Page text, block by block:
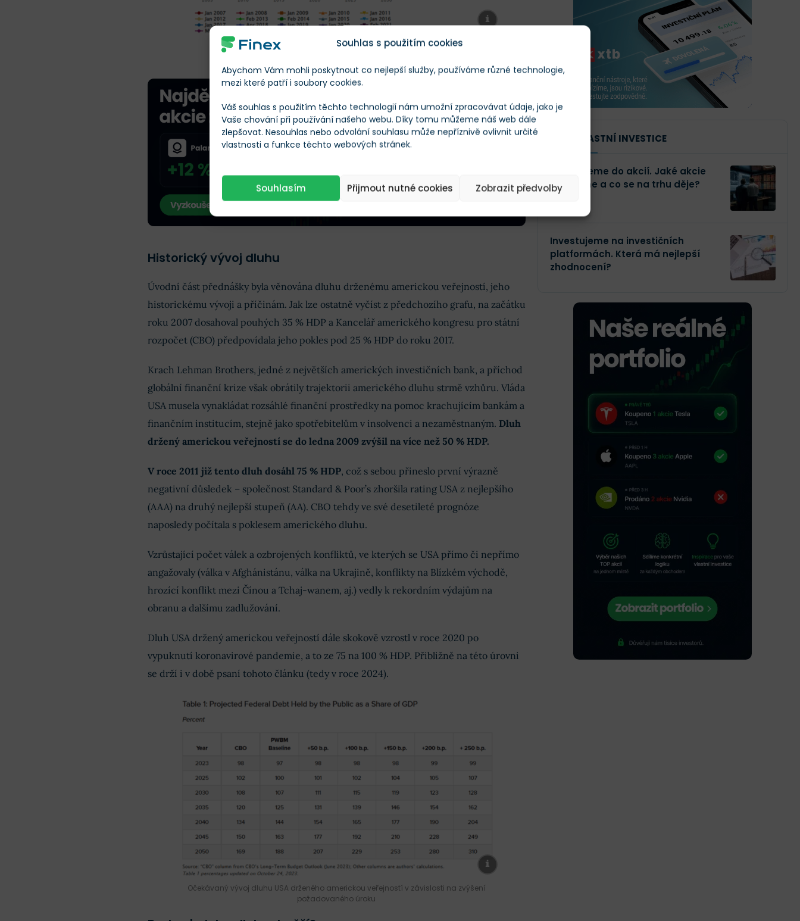
Souhlas s použitím cookies
Abychom Vám mohli poskytnout co nejlepší služby, používáme různé technologie,
mezi které patří i soubory cookies.
Váš souhlas s použitím těchto technologií nám umožní zpracovávat údaje, jako je
Vaše chování při používání našeho webu. Díky tomu můžeme náš web dále
zlepšovat. Nesouhlas nebo odvolání souhlasu může nepříznivě ovlivnit určité
vlastnosti a funkce těchto webových stránek.
Souhlasím Přijmout nutné cookies Zobrazit předvolby
Desetileté prognózy vývoje dluhu drženého americkou veřejností
Historický vývoj dluhu
Úvodní část přednášky byla věnována dluhu drženému americkou veřejností, jeho
historickému vývoji a příčinám. Jak lze ostatně vyčíst z předchozího grafu, na začátku
roku 2007 dosahoval pouhých 35 % HDP a Kancelář amerického kongresu pro státní
rozpočet (CBO) předpovídala jeho pokles pod 25 % HDP do roku 2017.
Krach Lehman Brothers, jedné z největších amerických investičních bank, a příchod
globální finanční krize však obrátily trajektorii amerického dluhu strmě vzhůru. Vláda
USA musela vynakládat rozsáhlé finanční prostředky na pomoc krachujícím bankám a
finančním institucím, stejně jako spotřebitelům v insolvenci a nezaměstnaným. Dluh
držený americkou veřejností se do ledna 2009 zvýšil na více než 50 % HDP.
V roce 2011 již tento dluh dosáhl 75 % HDP, což s sebou přineslo první výrazně
negativní důsledek – společnost Standard & Poor’s zhoršila rating USA z nejlepšího
(AAA) na druhý nejlepší stupeň (AA). CBO tehdy ve své desetileté prognóze
naposledy počítala s poklesem amerického dluhu.
Vzrůstající počet válek a ozbrojených konfliktů, ve kterých se USA přímo či nepřímo
angažovaly (válka v Afghánistánu, válka na Ukrajině, konflikty na Blízkém východě,
hrozící konflikt mezi Čínou a Tchaj-wanem, aj.) vedly k rekordním výdajům na
obranu a dalšímu zadlužování.
Dluh USA držený americkou veřejností dále skokově vzrostl v roce 2020 po
vypuknutí koronavirové pandemie, a to ze 75 na 100 % HDP. Přibližně na této úrovni
se drží i v době psaní tohoto článku (tedy v roce 2024).
Očekávaný vývoj dluhu USA drženého americkou veřejností v závislosti na zvýšení
požadovaného úroku
NAŠE VLASTNÍ INVESTICE
Investujeme do akcií. Jaké akcie
kupujeme a co se na trhu děje?
Investujeme na investičních
platformách. Která má nejlepší
zhodnocení?